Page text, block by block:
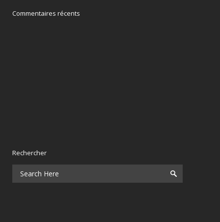
Commentaires récents
Rechercher